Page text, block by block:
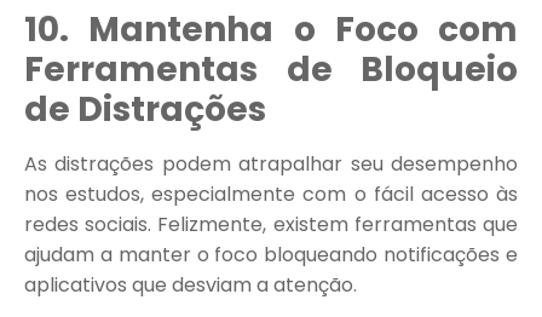
10. Mantenha o Foco com
Ferramentas de Bloqueio
de Distrações
As distrações podem atrapalhar seu desempenho
nos estudos, especialmente com o fácil acesso às
redes sociais. Felizmente, existem ferramentas que
ajudam a manter o foco bloqueando notificações e
aplicativos que desviam a atenção.